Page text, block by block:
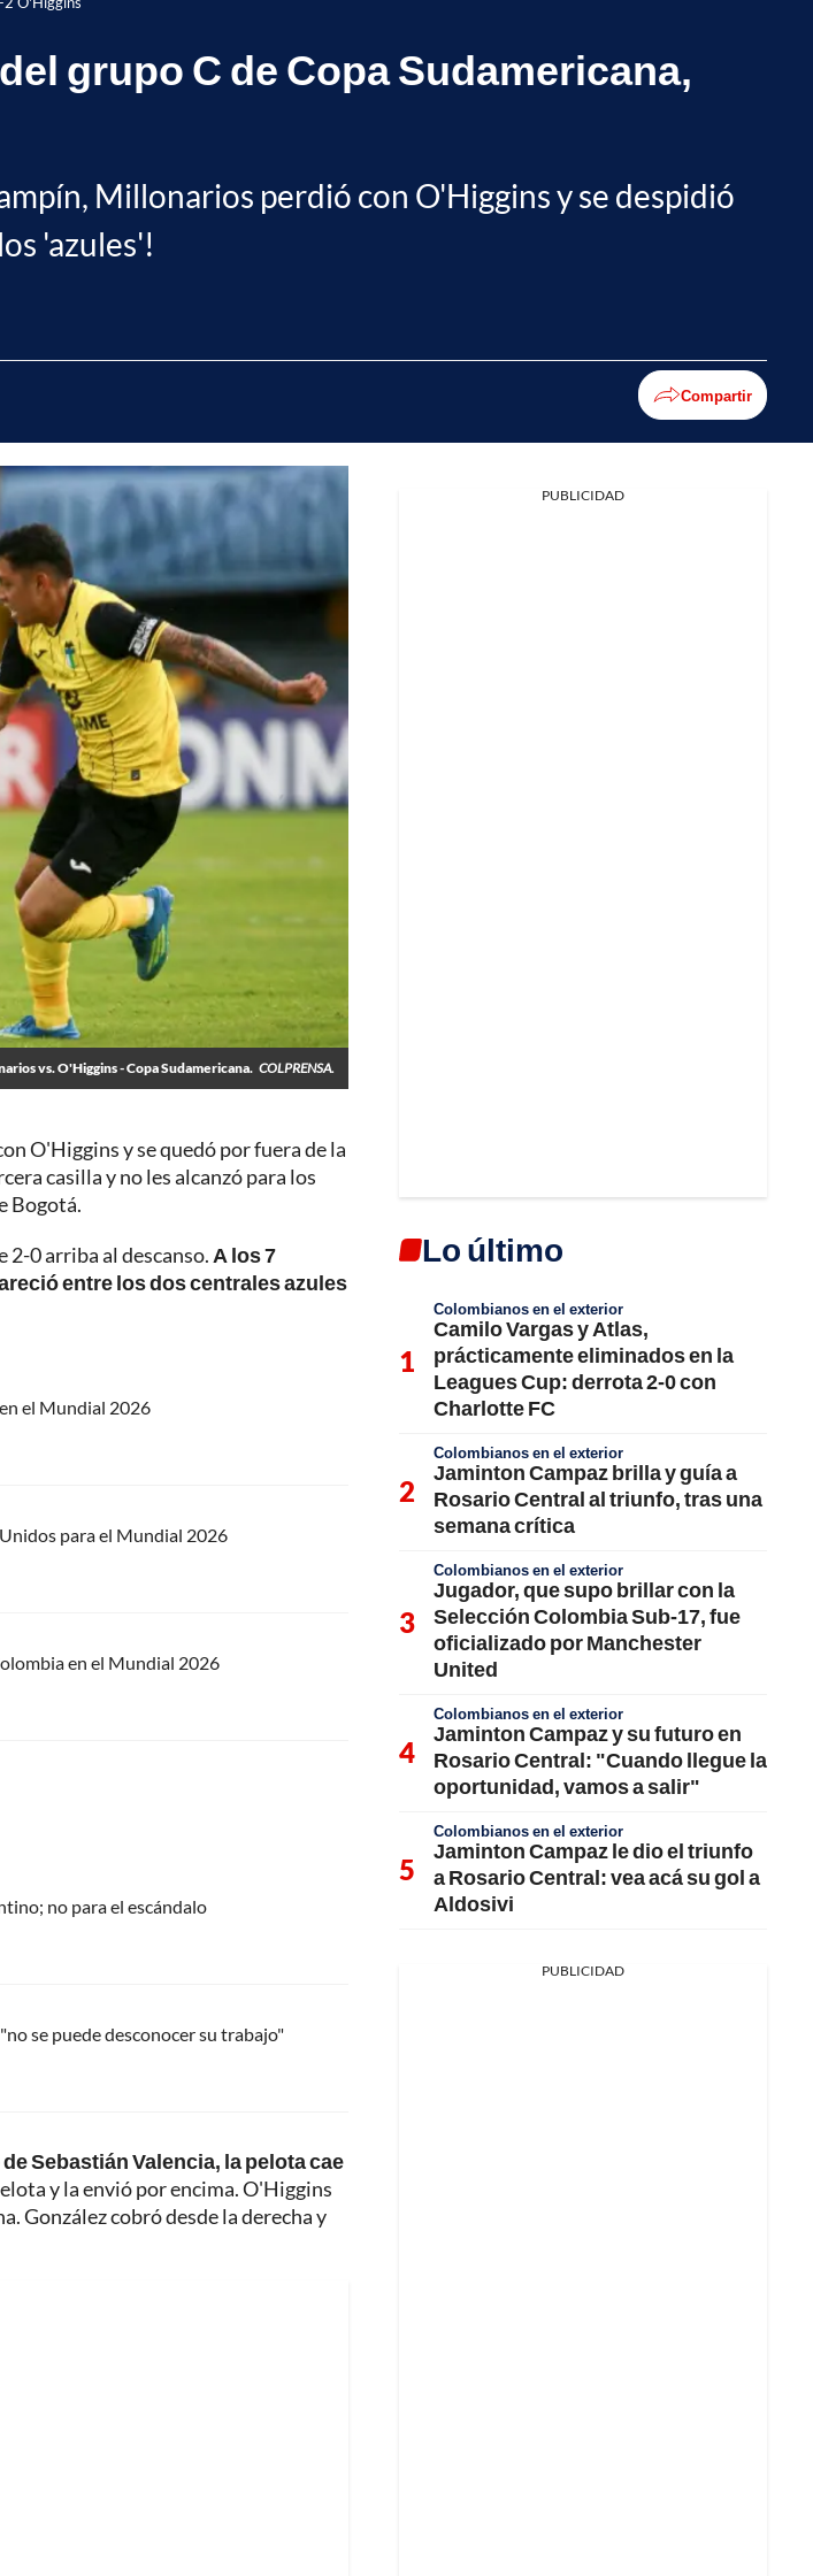
grupo C de Copa Sudamericana,
Millonarios perdió con O'Higgins y se despidió
'azules'!
Compartir
vs. O'Higgins - Copa Sudamericana. COLPRENSA.
O'Higgins y se quedó por fuera de la
casilla y no les alcanzó para los
Bogotá.
2-0 arriba al descanso. A los 7
entre los dos centrales azules
el Mundial 2026
para el Mundial 2026
en el Mundial 2026
no para el escándalo
se puede desconocer su trabajo"
Sebastián Valencia, la pelota cae
y la envió por encima. O'Higgins
González cobró desde la derecha y
PUBLICIDAD
Lo último
Colombianos en el exterior
Camilo Vargas y Atlas,
prácticamente eliminados en la
Leagues Cup: derrota 2-0 con
Charlotte FC
Colombianos en el exterior
Jaminton Campaz brilla y guía a
Rosario Central al triunfo, tras una
semana crítica
Colombianos en el exterior
Jugador, que supo brillar con la
Selección Colombia Sub-17, fue
oficializado por Manchester
United
Colombianos en el exterior
Jaminton Campaz y su futuro en
Rosario Central: "Cuando llegue la
oportunidad, vamos a salir"
Colombianos en el exterior
Jaminton Campaz le dio el triunfo
a Rosario Central: vea acá su gol a
Aldosivi
PUBLICIDAD